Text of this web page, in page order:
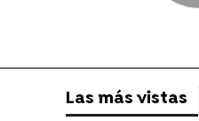
Las más vistas